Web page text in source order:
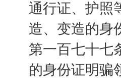
通行证、护照
造、变造的身
第一百七十七
的身份证明骗